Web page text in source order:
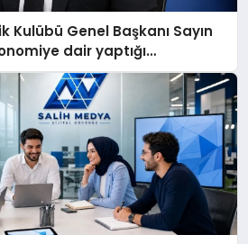
Kulübü Genel Başkanı Sayın
dair yaptığı
kaydetti: